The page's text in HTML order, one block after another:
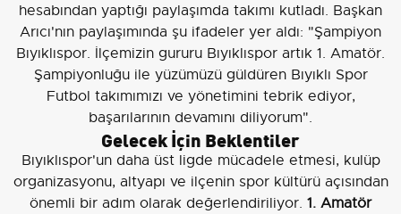
hesabından yaptığı paylaşımda takımı kutladı. Başkan
Arıcı'nın paylaşımında şu ifadeler yer aldı: "Şampiyon
Bıyıklıspor. İlçemizin gururu Bıyıklıspor artık 1. Amatör.
Şampiyonluğu ile yüzümüzü güldüren Bıyıklı Spor
Futbol takımımızı ve yönetimini tebrik ediyor,
başarılarının devamını diliyorum".
Gelecek İçin Beklentiler
Bıyıklıspor'un daha üst ligde mücadele etmesi, kulüp
organizasyonu, altyapı ve ilçenin spor kültürü açısından
önemli bir adım olarak değerlendiriliyor. 1. Amatör